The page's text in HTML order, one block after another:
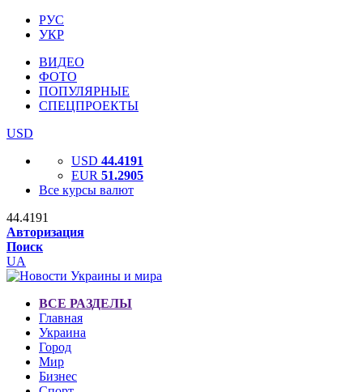
РУС
УКР
ВИДЕО
ФОТО
ПОПУЛЯРНЫЕ
СПЕЦПРОЕКТЫ
USD
USD 44.4191
EUR 51.2905
Все курсы валют
44.4191
Авторизация
Поиск
UA
ВСЕ РАЗДЕЛЫ
Главная
Украина
Город
Мир
Бизнес